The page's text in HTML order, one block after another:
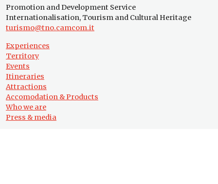
Promotion and Development Service
Internationalisation, Tourism and Cultural Heritage
turismo@tno.camcom.it
Experiences
Territory
Events
Itineraries
Attractions
Accomodation & Products
Who we are
Press & media